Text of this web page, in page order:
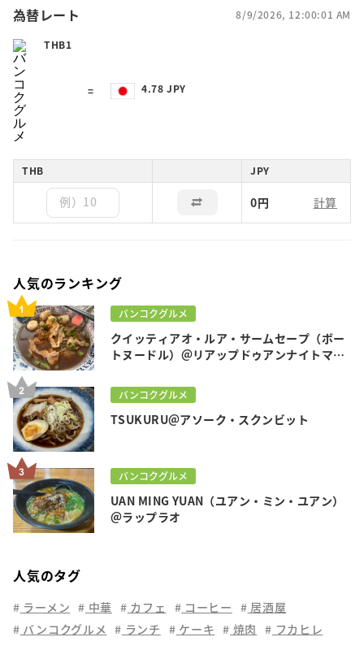
為替レート 8/9/2026, 12:00:01 AM
THB1
= 4.78 JPY
THB JPY
0円
人気のランキング
バンコクグルメ
クイッティアオ・ルア・サームセープ（ボー
トヌードル）＠リアップドゥアンナイトマー
バンコクグルメ
TSUKURU＠アソーク・スクンビット
バンコクグルメ
UAN MING YUAN（ユアン・ミン・ユアン）
＠ラップラオ
人気のタグ
ラーメン 中華 カフェ コーヒー
居酒屋
バンコクグルメ
ランチ ケーキ 焼肉 フカヒレ